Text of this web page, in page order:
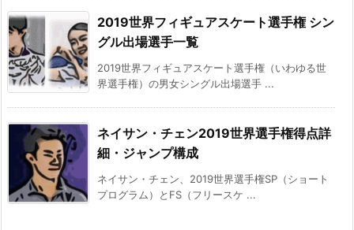
2019世界フィギュアスケート選手権 シン
グル出場選手一覧
2019世界フィギュアスケート選手権（いわゆる世
界選手権）の男女シングル出場選手 ...
ネイサン・チェン2019世界選手権得点詳
細・ジャンプ構成
ネイサン・チェン、2019世界選手権SP（ショート
プログラム）とFS（フリースケ ...